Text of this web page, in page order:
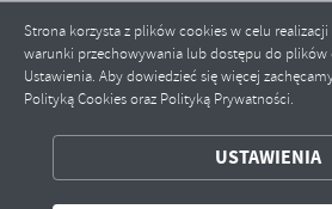
Strona korzysta z plików cookies w celu realizacji
warunki przechowywania lub dostępu do plików
Ustawienia. Aby dowiedzieć się więcej
Polityką Cookies oraz Polityką Prywatności.
USTAWIENIA
ZAPISZ